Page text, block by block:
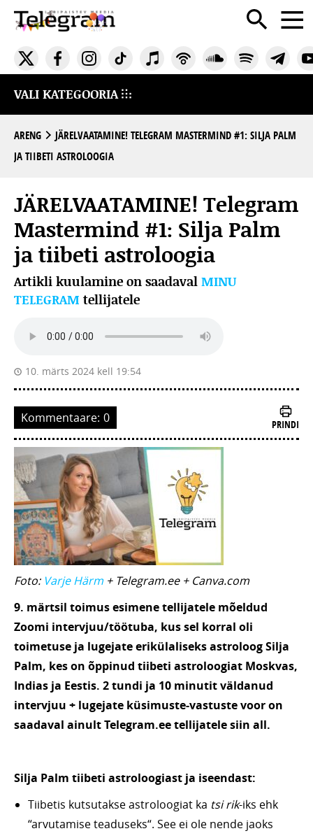
VALI KATEGOORIA
ARENG
JÄRELVAATAMINE! TELEGRAM MASTERMIND #1: SILJA PALM
JA TIIBETI ASTROLOOGIA
JÄRELVAATAMINE! Telegram
Mastermind #1: Silja Palm
ja tiibeti astroloogia
Artikli kuulamine on saadaval MINU
TELEGRAM tellijatele
10. märts 2024 kell 19:54
Kommentaare: 0 PRINDI
Foto: Varje Härm+ Telegram.ee + Canva.com
9. märtsil toimus esimene tellijatele mõeldud
Zoomi intervjuu/töötuba, kus sel korral oli
toimetuse ja lugejate erikülaliseks astroloog Silja
Palm, kes on õppinud tiibeti astroloogiat Moskvas,
Indias ja Eestis. 2 tundi ja 10 minutit väldanud
intervjuu + lugejate küsimuste-vastuste voor on
saadaval ainult Telegram.ee tellijatele siin all.
Silja Palm tiibeti astroloogiast ja iseendast:
Tiibetis kutsutakse astroloogiat ka tsi rik-iks ehk
“arvutamise teaduseks“. See ei ole nende jaoks